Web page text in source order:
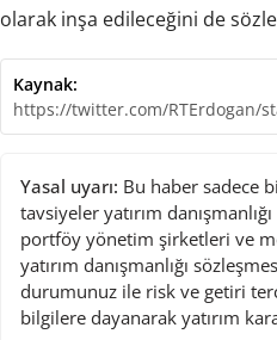
olarak inşa edileceğini de
Kaynak:
https://twitter.com/RTErdogan/
Yasal uyarı: Bu haber sadece
tavsiyeler yatırım
portföy yönetim şirketleri ve
yatırım danışmanlığı
durumunuz ile risk ve getiri
bilgilere dayanarak yatırım